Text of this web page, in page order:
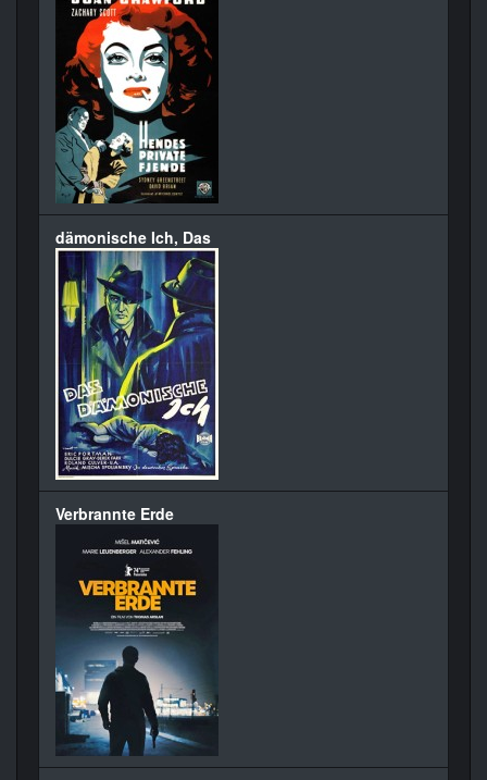
dämonische Ich, Das
Verbrannte Erde